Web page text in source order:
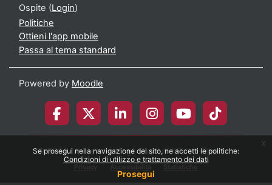
Se prosegui nella navigazione del sito, ne accetti le politiche:
Condizioni di utilizzo e trattamento dei dati
Prosegui
x
Ospite (Login)
Politiche
Ottieni l'app mobile
Passa al tema standard
Powered by Moodle
© 2026 Università degli Studi di Milano-Bicocca